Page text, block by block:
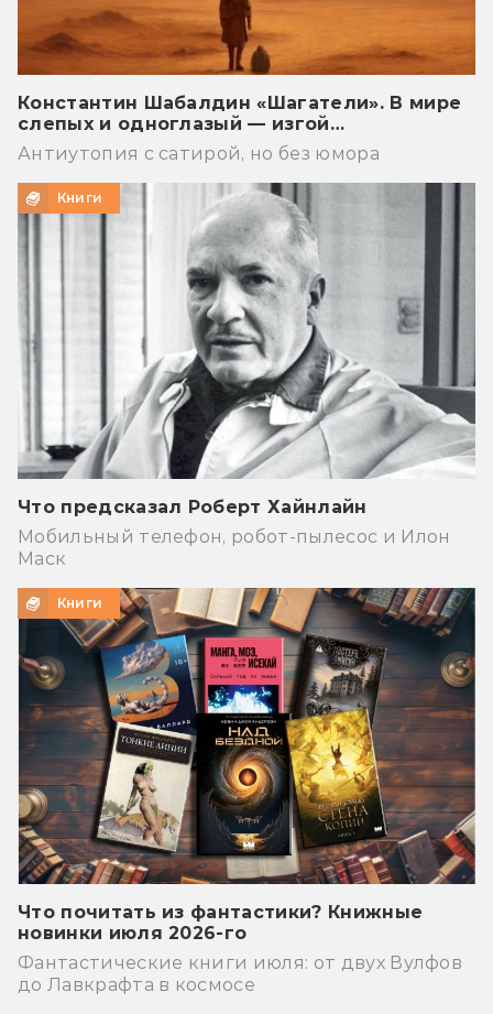
Константин Шабалдин «Шагатели». В мире
слепых и одноглазый — изгой…
Антиутопия с сатирой, но без юмора
Книги
Что предсказал Роберт Хайнлайн
Мобильный телефон, робот-пылесос и Илон
Маск
Книги
Что почитать из фантастики? Книжные
новинки июля 2026-го
Фантастические книги июля: от двух Вулфов
до Лавкрафта в космосе